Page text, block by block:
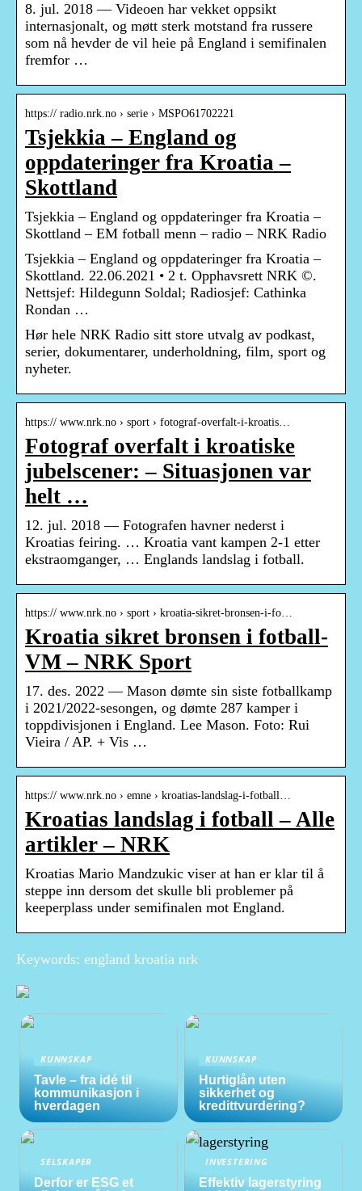
8. jul. 2018 — Videoen har vekket oppsikt
internasjonalt, og møtt sterk motstand fra russere
som nå hevder de vil heie på England i semifinalen
fremfor …
https:// radio.nrk.no › serie › MSPO61702221
Tsjekkia – England og
oppdateringer fra Kroatia –
Skottland
Tsjekkia – England og oppdateringer fra Kroatia –
Skottland – EM fotball menn – radio – NRK Radio
Tsjekkia – England og oppdateringer fra Kroatia –
Skottland. 22.06.2021 • 2 t. Opphavsrett NRK ©.
Nettsjef: Hildegunn Soldal; Radiosjef: Cathinka
Rondan …
Hør hele NRK Radio sitt store utvalg av podkast,
serier, dokumentarer, underholdning, film, sport og
nyheter.
https:// www.nrk.no › sport › fotograf-overfalt-i-kroatis…
Fotograf overfalt i kroatiske
jubelscener: – Situasjonen var
helt …
12. jul. 2018 — Fotografen havner nederst i
Kroatias feiring. … Kroatia vant kampen 2-1 etter
ekstraomganger, … Englands landslag i fotball.
https:// www.nrk.no › sport › kroatia-sikret-bronsen-i-fo…
Kroatia sikret bronsen i fotball-
VM – NRK Sport
17. des. 2022 — Mason dømte sin siste fotballkamp
i 2021/2022-sesongen, og dømte 287 kamper i
toppdivisjonen i England. Lee Mason. Foto: Rui
Vieira / AP. + Vis …
https:// www.nrk.no › emne › kroatias-landslag-i-fotball…
Kroatias landslag i fotball – Alle
artikler – NRK
Kroatias Mario Mandzukic viser at han er klar til å
steppe inn dersom det skulle bli problemer på
keeperplass under semifinalen mot England.
Keywords: england kroatia nrk
KUNNSKAP
Tavle – fra idé til
kommunikasjon i
hverdagen
KUNNSKAP
Hurtiglån uten
sikkerhet og
kredittvurdering?
SELSKAPER
Derfor er ESG et
INVESTERING
Effektiv lagerstyring